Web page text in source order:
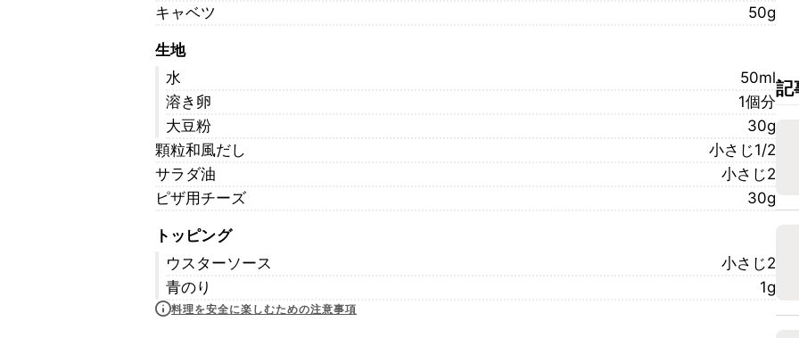
キャベツ
50g
生地
水
50ml
溶き卵
1個分
大豆粉
30g
顆粒和風だし
小さじ1/2
サラダ油
小さじ2
ピザ用チーズ
30g
トッピング
ウスターソース
小さじ2
青のり
1g
料理を安全に楽しむための注意事項
記